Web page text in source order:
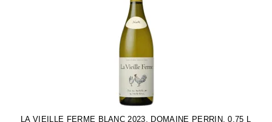
LA VIEILLE FERME BLANC 2023, DOMAINE PERRIN, 0,75 L